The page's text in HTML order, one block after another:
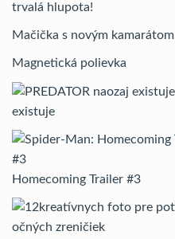
trvalá hlupota!
Mačička s novým kamarátom
Magnetická polievka
existuje
Homecoming Trailer #3